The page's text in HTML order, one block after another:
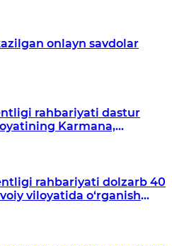
onlayn savdolar
rahbariyati dastur
Karmana,
rahbariyati dolzarb 40
viloyatida o‘rganish